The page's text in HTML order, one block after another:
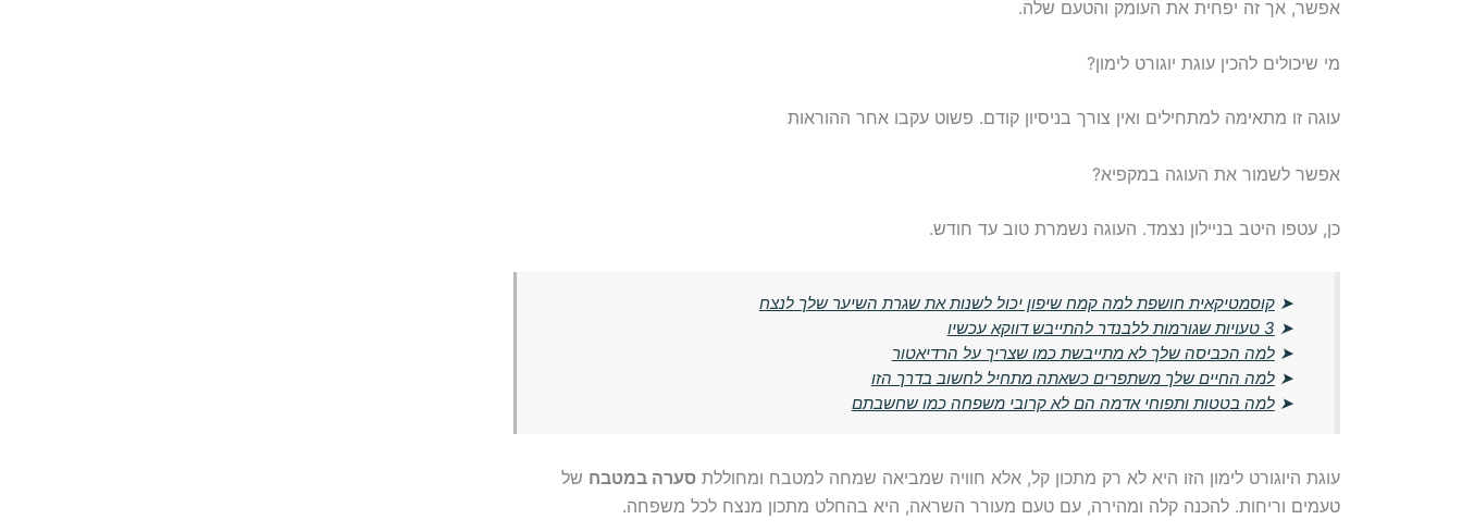
אפשר, אך זה יפחית את העומק והטעם שלה.
מי שיכולים להכין עוגת יוגורט לימון?
עוגה זו מתאימה למתחילים ואין צורך בניסיון קודם. פשוט עקבו אחר ההוראות
אפשר לשמור את העוגה במקפיא?
כן, עטפו היטב בניילון נצמד. העוגה נשמרת טוב עד חודש.
➤קוסמטיקאית חושפת למה קמח שיפון יכול לשנות את שגרת השיער שלך לנצח
➤ 3 טעויות שגורמות ללבנדר להתייבש דווקא עכשיו
➤למה הכביסה שלך לא מתייבשת כמו שצריך על הרדיאטור
➤למה החיים שלך משתפרים כשאתה מתחיל לחשוב בדרך הזו
➤למה בטטות ותפוחי אדמה הם לא קרובי משפחה כמו שחשבתם
עוגת היוגורט לימון הזו היא לא רק מתכון קל, אלא חוויה שמביאה שמחה למטבח ומחוללת סערה במטבח של
טעמים וריחות. להכנה קלה ומהירה, עם טעם מעורר השראה, היא בהחלט מתכון מנצח לכל משפחה.